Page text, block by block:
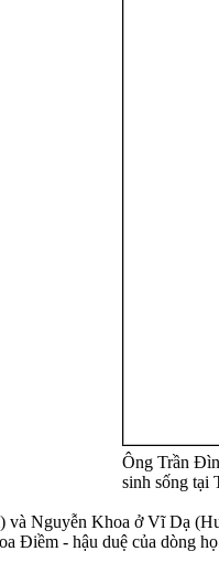
Ông Trần
sinh sống tại
Nguyễn Khoa ở Vĩ Dạ
Điềm - hậu duệ của dòng